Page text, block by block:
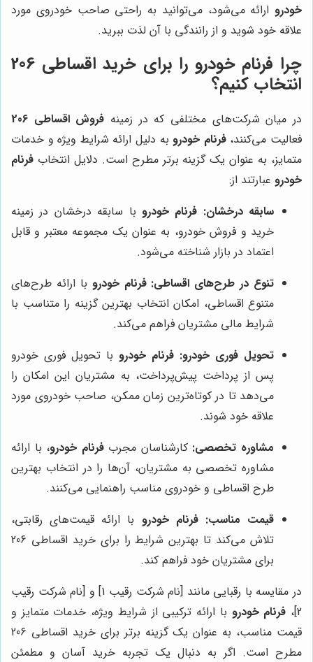
خودرو ارائه می‌شود، می‌توانید به راحتی صاحب خودروی مورد
علاقه خود شوید و از رانندگی با آن لذت ببرید.
چرا فرنام خودرو را برای خرید اقساطی 206
انتخاب کنیم؟
در میان شرکت‌های مختلفی که در زمینه فروش اقساطی 206
فعالیت می‌کنند،فرنام خودروبه دلیل ارائه شرایط ویژه و خدمات
متمایز، به عنوان یک گزینه برتر مطرح است. دلایل انتخاب فرنام
خودرو عبارتند از:
سابقه درخشان: فرنام خودرو با سابقه درخشان در زمینه
خرید و فروش خودرو، به عنوان یک مجموعه معتبر و قابل
اعتماد در بازار شناخته می‌شود.
تنوع در طرح‌های اقساطی: فرنام خودرو با ارائه طرح‌های
متنوع اقساطی، امکان انتخاب بهترین گزینه را متناسب با
شرایط مالی مشتریان فراهم می‌کند.
تحویل فوری خودرو: فرنام خودرو با تحویل فوری خودرو
پس از پرداخت پیش‌پرداخت، به مشتریان این امکان را
می‌دهد تا در کوتاه‌ترین زمان ممکن، صاحب خودروی مورد
علاقه خود شوند.
مشاوره تخصصی: کارشناسان مجربفرنام خودرو، با ارائه
مشاوره تخصصی به مشتریان، آن‌ها را در انتخاب بهترین
طرح اقساطی و خودروی مناسب راهنمایی می‌کنند.
قیمت مناسب: فرنام خودرو با ارائه قیمت‌های رقابتی،
تلاش می‌کند تا بهترین شرایط را برای خرید اقساطی 206
برای مشتریان خود فراهم کند.
در مقایسه با رقبایی مانند [نام شرکت رقیب 1] و [نام شرکت رقیب
2]،
فرنام خودرو با ارائه ترکیبی از شرایط ویژه، خدمات متمایز و
قیمت مناسب، به عنوان یک گزینه برتر برای خرید اقساطی 206
مطرح است. اگر به دنبال یک تجربه خرید آسان و مطمئن